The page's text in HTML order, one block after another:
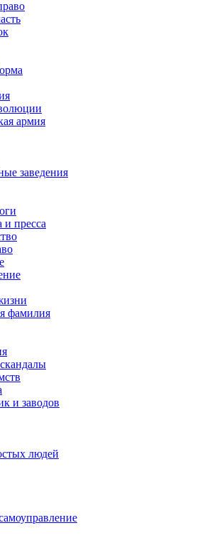
армия
заведения
и пресса
фамилия
и заводов
людей